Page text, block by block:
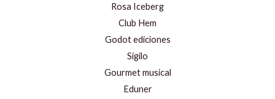
Rosa Iceberg
Club Hem
Godot ediciones
Sigilo
Gourmet musical
Eduner